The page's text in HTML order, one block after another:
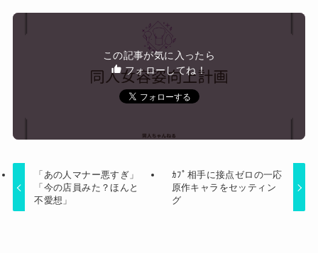
【警告】医師「米国では”ヘロインと同じくらいヤ
バい薬”が日本では平気で処方されてる」
【画像】坂口杏里、逃走してウ●カスまで晒され
Powered by livedoor 相互RSS
この記事が気に入ったら
フォローしてね！
「あの人マナー悪すぎ」
「今の店員みた？ほんと
不愛想」
ｶﾌﾟ相手に接点ゼロの一応
原作キャラをセッティン
グ